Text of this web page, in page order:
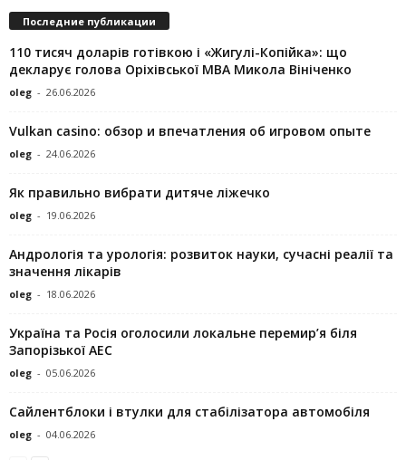
Последние публикации
110 тисяч доларів готівкою і «Жигулі-Копійка»: що
декларує голова Оріхівської МВА Микола Вініченко
oleg - 26.06.2026
Vulkan casino: обзор и впечатления об игровом опыте
oleg - 24.06.2026
Як правильно вибрати дитяче ліжечко
oleg - 19.06.2026
Андрологія та урологія: розвиток науки, сучасні реалії та
значення лікарів
oleg - 18.06.2026
Україна та Росія оголосили локальне перемир’я біля
Запорізької АЕС
oleg - 05.06.2026
Сайлентблоки і втулки для стабілізатора автомобіля
oleg - 04.06.2026